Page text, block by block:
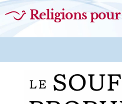
Religions pour